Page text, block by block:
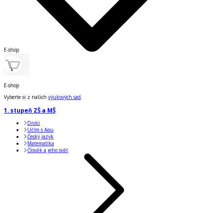
E-shop
E-shop
Vyberte si z našich výukových sad.
1. stupeň ZŠ a MŠ
Divíci
Učím s Apu
Český jazyk
Matematika
Člověk a jeho svět